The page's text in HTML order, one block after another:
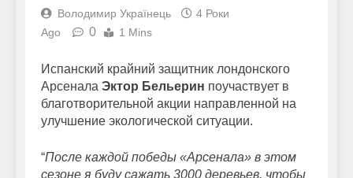
Володимир Українець
4 Роки
Ago
0 1 Mins
Испанский крайний защитник лондонского
Арсенала Эктор Бельерин поучаствует в
благотворительной акции направленной на
улучшение экологической ситуации.
“После каждой победы «Арсенала» в этом
сезоне я буду сажать 3000 деревьев, чтобы